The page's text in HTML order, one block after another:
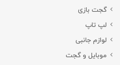
گجت بازی
لپ تاپ
لوازم جانبی
موبایل و گجت